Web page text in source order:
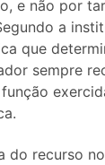
e não por
a
que
sempre
do recurso